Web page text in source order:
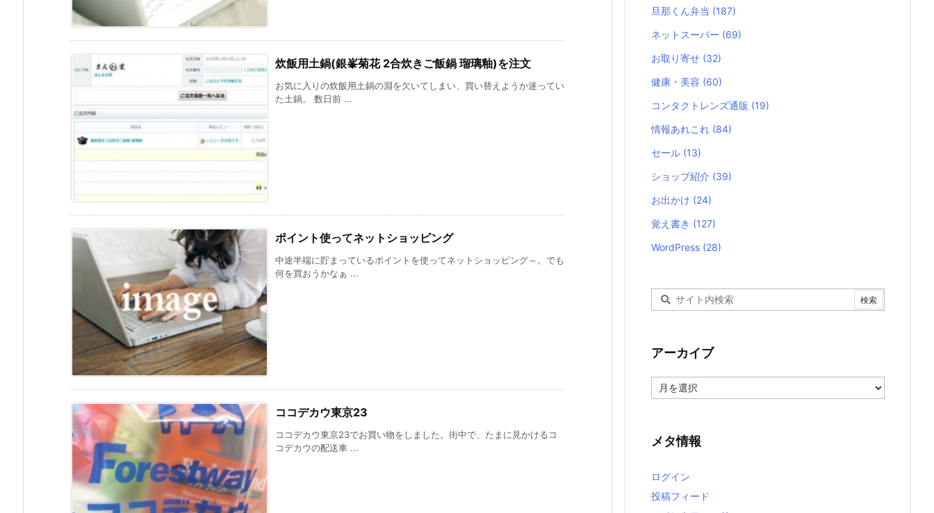
炊飯用土鍋(銀峯菊花 2合炊きご飯鍋 瑠璃釉)を注文
お気に入りの炊飯用土鍋の淵を欠いてしまい、買い替えようか迷ってい
た土鍋。 数日前 ...
ポイント使ってネットショッピング
中途半端に貯まっているポイントを使ってネットショッピング～。でも
何を買おうかなぁ ...
ココデカウ東京23
ココデカウ東京23でお買い物をしました。街中で、たまに見かけるコ
コデカウの配送車 ...
旦那くん弁当 (187)
ネットスーパー (69)
お取り寄せ (32)
健康・美容 (60)
コンタクトレンズ通販 (19)
情報あれこれ (84)
セール (13)
ショップ紹介 (39)
お出かけ (24)
覚え書き (127)
WordPress (28)
アーカイブ
ー
ブ
メタ情報
ログイン
投稿フィード